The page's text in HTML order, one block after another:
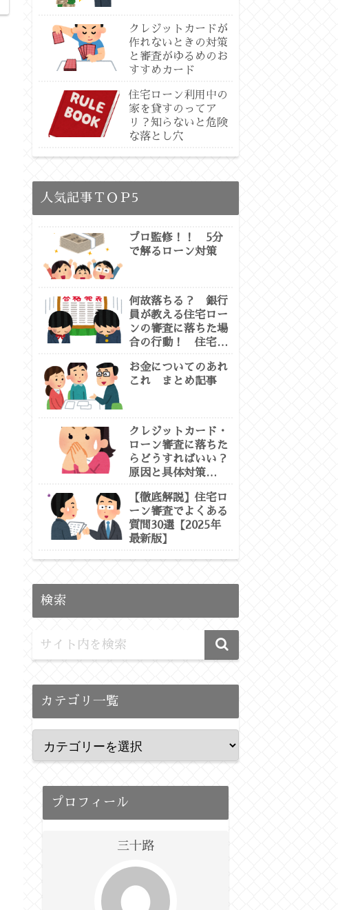
クレジットカードが
作れないときの対策
と審査がゆるめのお
すすめカード
住宅ローン利用中の
家を貸すのってア
リ？知らないと危険
な落とし穴
人気記事ＴＯＰ5
プロ監修！！ 5分
で解るローン対策
何故落ちる？ 銀行
員が教える住宅ロー
ンの審査に落ちた場
合の行動！ 住宅ロ
お金についてのあれ
これ まとめ記事
クレジットカード・
ローン審査に落ちた
らどうすればいい？
原因と具体対策
門徹底解説】
【徹底解説】住宅ロ
ーン審査でよくある
質問30選【2025年
最新版】
検索
カテゴリ一覧
プロフィール
三十路